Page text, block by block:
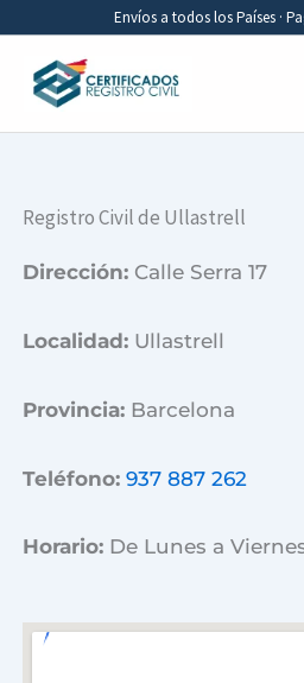
contenido
Envíos a todos los Países ·
Registro Civil de Ullastrell
Dirección: Calle Serra 17
Localidad: Ullastrell
Provincia: Barcelona
Teléfono: 937 887 262
Horario: De Lunes a